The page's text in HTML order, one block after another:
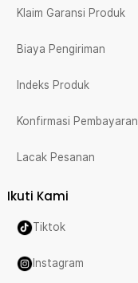
Klaim Garansi Produk
Biaya Pengiriman
Indeks Produk
Konfirmasi Pembayaran
Lacak Pesanan
Ikuti Kami
Tiktok
Instagram